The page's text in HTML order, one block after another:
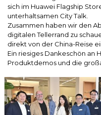
sich im Huawei Flagship
unterhaltsamen City Talk.
Zusammen haben wir den
digitalen Tellerrand zu
direkt von der China-Reise
Ein riesiges Dankeschön an
Produktdemos und die